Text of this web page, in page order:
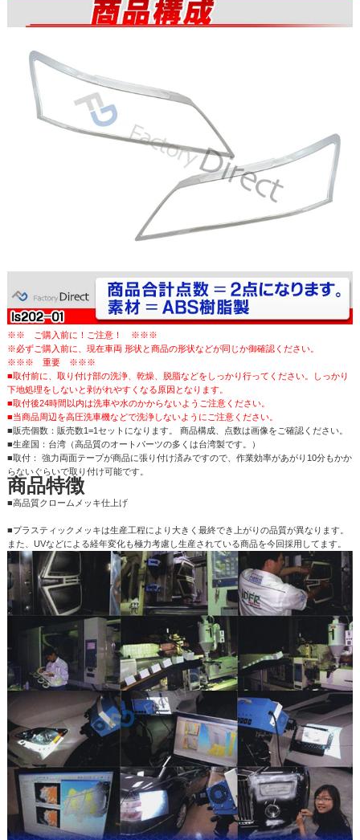
※※ ご購入前に！ご注意！ ※※※
※必ずご購入前に、現在車両 形状と商品の形状などが同じか御確認ください。
※※※ 重要 ※※※
■取付前に、取り付け部の洗浄、乾燥、脱脂などをしっかり行ってください。しっかり
下地処理をしないと剥がれやすくなる原因となります。
■取付後24時間以内は洗車や水のかからないようご注意ください。
■当商品周辺を高圧洗車機などで洗浄しないようにご注意ください。
■販売個数：販売数1=1セットになります。 商品構成、点数は画像をご確認ください。
■生産国：台湾（高品質のオートパーツの多くは台湾製です。）
■取付： 強力両面テープが商品に張り付け済みですので、作業効率があがり10分もかか
らないぐらいで取り付け可能です。
商品特徴
■高品質クロームメッキ仕上げ
■プラスティックメッキは生産工程により大きく最終でき上がりの品質が異なります。
また、UVなどによる経年変化も極力考慮し生産されている商品を今回採用してます。